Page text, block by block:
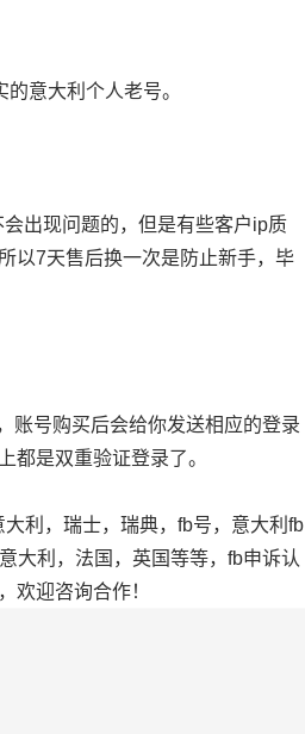
意大利个人老号。
出现问题的，但是有些客户ip质
以7天售后换一次是防止新手，毕
账号购买后会给你发送相应的登录
都是双重验证登录了。
利，瑞士，瑞典，fb号，意大利fb
大利，法国，英国等等，fb申诉认
欢迎咨询合作！